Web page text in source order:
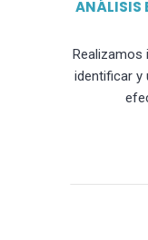
ANÁLISIS
Realizamos
identificar y